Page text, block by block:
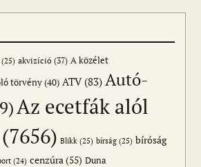
(25) akvizíció (37) A közélet
törvény(40) ATV(83) Autó-
Az ecetfák alól
(7656) Blikk (25) bírság (25) bíróság
(24) cenzúra(55) Duna